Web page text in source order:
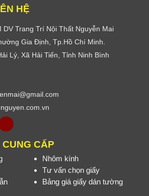
HỆ
DV Trang Trí Nội Thất Nguyễn Mai
Gia Định, Tp.Hồ Chí Minh.
Lý, Xã Hải Tiến, Tỉnh Ninh Bình
CẤP
Nhôm kính
Tư vấn chọn giấy
Bảng giá giấy dán tường